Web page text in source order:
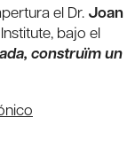
el Dr. Joan
bajo el
construïm un